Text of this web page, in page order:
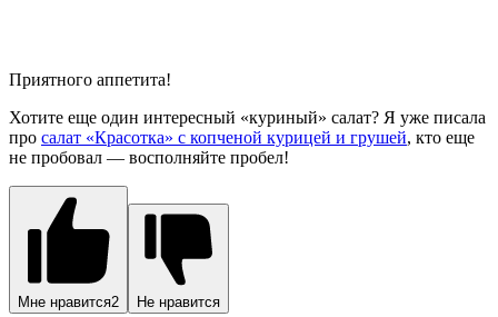
Приятного аппетита!
Хотите еще один интересный «куриный» салат? Я уже писала
про салат «Красотка» с копченой курицей и грушей, кто еще
не пробовал — восполняйте пробел!
Мне нравится2 Не нравится